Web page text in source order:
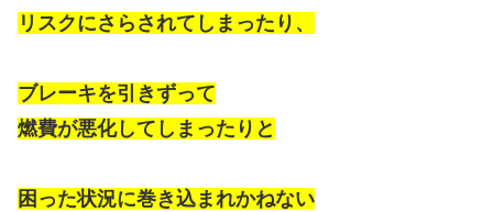
リスクにさらされてしまったり、
ブレーキを引きずって
燃費が悪化してしまったりと
困った状況に巻き込まれかねない